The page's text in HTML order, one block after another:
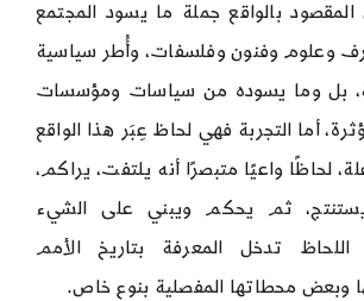
بالواقع جملة ما يسود المجتمع
وعلوم وفنون وفلسفات، وأُطر سياسية
بل وما يسوده من سياسات ومؤسسات
أما التجربة فهي لحاظ عِبَر هذا الواقع
لحاظًا واعيًا متبصرًا أنه يلتفت، يراكم،
يستنتج، ثم يحكم ويبني على الشيء
اللحاظ تدخل المعرفة بتاريخ الأمم
وبعض محطاتها المفصلية بنوع خاص.